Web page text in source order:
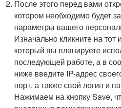
После этого перед вами
котором необходимо будет
параметры вашего
Изначально кликните на тот
который вы планируете
последующей работе, а в
ниже введите IP-адрес
порт, а также свой логин и
Нажимаем на кнопку Save,